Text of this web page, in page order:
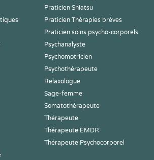
Praticien Shiatsu
Praticien Thérapies brèves
Praticien soins psycho-corporels
Psychanalyste
Psychomotricien
Psychothérapeute
Relaxologue
Sage-femme
Somatothérapeute
Thérapeute
Thérapeute EMDR
Thérapeute Psychocorporel